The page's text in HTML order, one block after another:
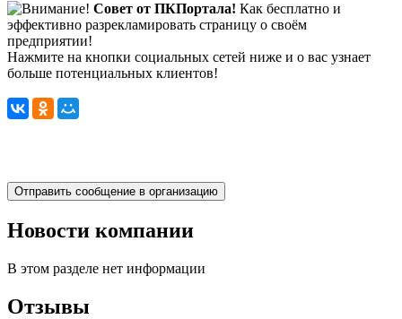
Совет от ПКПортала! Как бесплатно и
эффективно разрекламировать страницу о своём
предприятии!
Нажмите на кнопки социальных сетей ниже и о вас узнает
больше потенциальных клиентов!
Новости компании
В этом разделе нет информации
Отзывы